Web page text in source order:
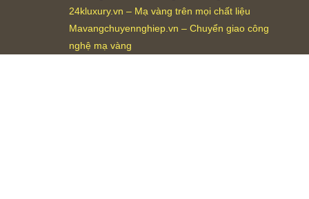
24kluxury.vn – Mạ vàng trên mọi chất liệu
Mavangchuyennghiep.vn – Chuyển giao công
nghệ mạ vàng